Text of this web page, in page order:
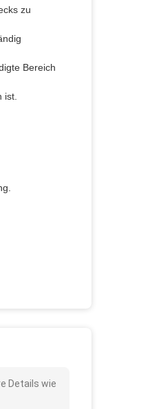
zu
Bereich
ist.
Details wie